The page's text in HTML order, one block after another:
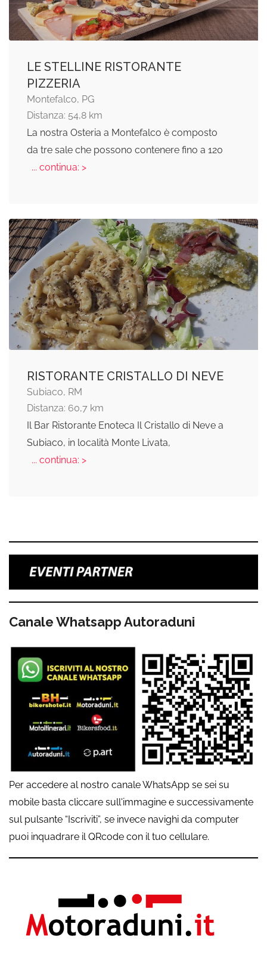
LE STELLINE RISTORANTE
PIZZERIA
Montefalco, PG
Distanza: 54,8 km
La nostra Osteria a Montefalco è composto
da tre sale che possono contenere fino a 120
... continua: >
RISTORANTE CRISTALLO DI NEVE
Subiaco, RM
Distanza: 60,7 km
Il Bar Ristorante Enoteca Il Cristallo di Neve a
Subiaco, in località Monte Livata,
... continua: >
Canale Whatsapp Autoraduni
Per accedere al nostro canale WhatsApp se sei su
mobile basta cliccare sull'immagine e successivamente
sul pulsante “Iscriviti”, se invece navighi da computer
puoi inquadrare il QRcode con il tuo cellulare.